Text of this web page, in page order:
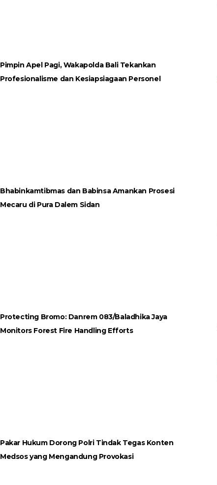
Pimpin Apel Pagi, Wakapolda Bali Tekankan
Profesionalisme dan Kesiapsiagaan Personel
Bhabinkamtibmas dan Babinsa Amankan Prosesi
Mecaru di Pura Dalem Sidan
Protecting Bromo: Danrem 083/Baladhika Jaya
Monitors Forest Fire Handling Efforts
Pakar Hukum Dorong Polri Tindak Tegas Konten
Medsos yang Mengandung Provokasi